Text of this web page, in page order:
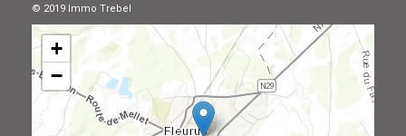
© 2019 Immo Trebel
+
−